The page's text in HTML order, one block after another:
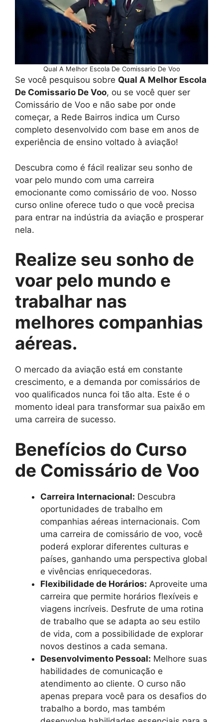
Qual A Melhor Escola De Comissario De Voo
Se você pesquisou sobre Qual A Melhor Escola
De Comissario De Voo, ou se você quer ser
Comissário de Voo e não sabe por onde
começar, a Rede Bairros indica um Curso
completo desenvolvido com base em anos de
experiência de ensino voltado à aviação!
Descubra como é fácil realizar seu sonho de
voar pelo mundo com uma carreira
emocionante como comissário de voo. Nosso
curso online oferece tudo o que você precisa
para entrar na indústria da aviação e prosperar
nela.
Realize seu sonho de
voar pelo mundo e
trabalhar nas
melhores companhias
aéreas.
O mercado da aviação está em constante
crescimento, e a demanda por comissários de
voo qualificados nunca foi tão alta. Este é o
momento ideal para transformar sua paixão em
uma carreira de sucesso.
Benefícios do Curso
de Comissário de Voo
Carreira Internacional: Descubra
oportunidades de trabalho em
companhias aéreas internacionais. Com
uma carreira de comissário de voo, você
poderá explorar diferentes culturas e
países, ganhando uma perspectiva global
e vivências enriquecedoras.
Flexibilidade de Horários: Aproveite uma
carreira que permite horários flexíveis e
viagens incríveis. Desfrute de uma rotina
de trabalho que se adapta ao seu estilo
de vida, com a possibilidade de explorar
novos destinos a cada semana.
Desenvolvimento Pessoal: Melhore suas
habilidades de comunicação e
atendimento ao cliente. O curso não
apenas prepara você para os desafios do
trabalho a bordo, mas também